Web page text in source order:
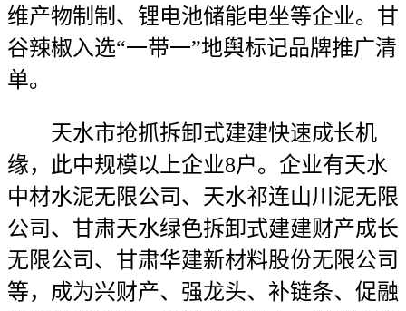
维产物制制、锂电池储能电坐等企业。甘
谷辣椒入选“一带一”地舆标记品牌推广清
单。
天水市抢抓拆卸式建建快速成长机
缘，此中规模以上企业8户。企业有天水
中材水泥无限公司、天水祁连山川泥无限
公司、甘肃天水绿色拆卸式建建财产成长
无限公司、甘肃华建新材料股份无限公司
等，成为兴财产、强龙头、补链条、促融